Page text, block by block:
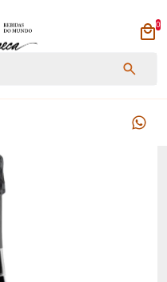
Caneca
0